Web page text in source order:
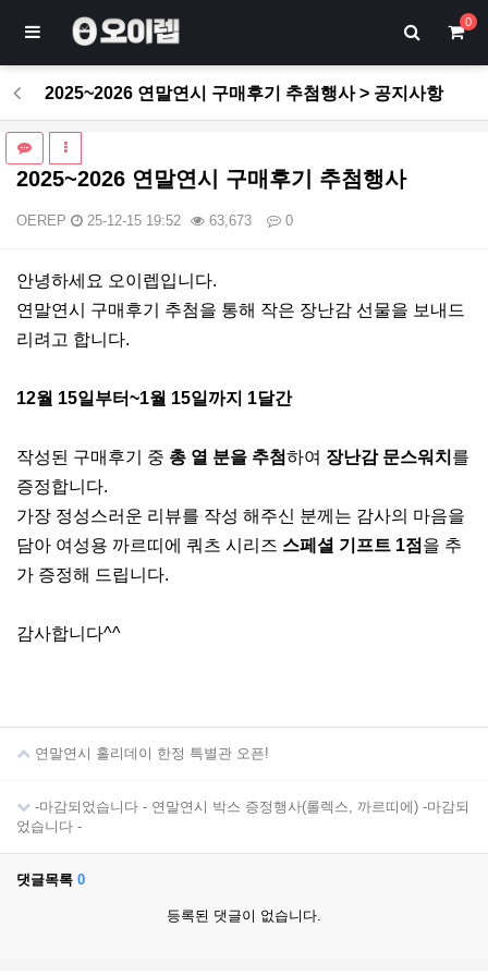
0
2025~2026 연말연시 구매후기 추첨행사 > 공지사항
2025~2026 연말연시 구매후기 추첨행사
OEREP 25-12-15 19:52 63,673 0
본문
안녕하세요 오이렙입니다.
연말연시 구매후기 추첨을 통해 작은 장난감 선물을 보내드
리려고 합니다.
12월 15일부터~1월 15일까지 1달간
작성된 구매후기 중 총 열 분을 추첨하여 장난감 문스워치를
증정합니다.
가장 정성스러운 리뷰를 작성 해주신 분께는 감사의 마음을
담아 여성용 까르띠에 쿼츠 시리즈 스페셜 기프트 1점을 추
가 증정해 드립니다.
감사합니다^^
연말연시 홀리데이 한정 특별관 오픈!
-마감되었습니다 - 연말연시 박스 증정행사(롤렉스, 까르띠에) -마감되
었습니다 -
댓글목록 0
등록된 댓글이 없습니다.